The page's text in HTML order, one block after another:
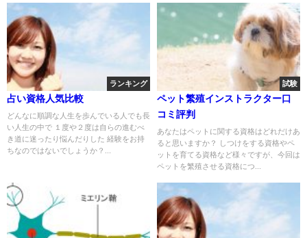
ランキング
占い資格人気比較
どんなに順調な人生を歩んでいる人でも長
い人生の中で １度や２度は自らの進むべ
き道に迷ったり悩んだりした 経験をお持
ちなのではないでしょうか？...
試験
ペット繁殖インストラクター口
コミ評判
あなたはペットに関する資格はどれだけあ
ると思いますか？ しつけをする資格やペ
ットを育てる資格など様々ですが、今回は
ペットを繁殖させる資格につ...